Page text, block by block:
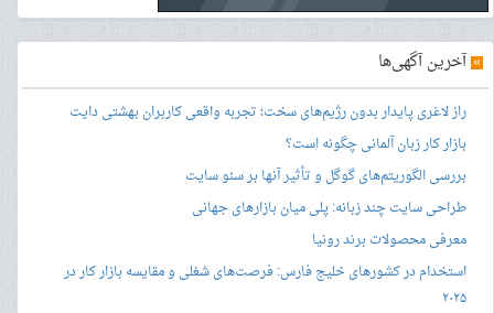
»آخرین آگهی‌ها
راز لاغری پایدار بدون رژیم‌های سخت؛ تجربه واقعی کاربران بهشتی دایت
بازار کار زبان آلمانی چگونه است؟
بررسی الگوریتم‌های گوگل و تأثیر آنها بر سئو سایت
طراحی سایت چند زبانه: پلی میان بازارهای جهانی
معرفی محصولات برند رونیا
استخدام در کشورهای خلیج فارس: فرصت‌های شغلی و مقایسه بازار کار در
۲۰۲۵